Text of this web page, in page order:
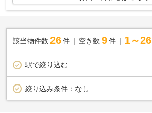
該当物件数 26件 空き数 9 件 1～26
駅で絞り込む
絞り込み条件： なし